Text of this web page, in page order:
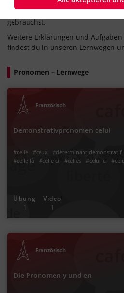
verschiedenen Pronomen im
gebrauchst.
Weitere Erklärungen und
findest du in unseren Lernwegen
Pronomen – Lernwege
Französisch
Demonstrativpronomen celui
#celle #ceux #déterminant démonstratif
#celle-là
#celle-ci #celles #celui-ci
Übung
1
Video
1
Französisch
Die Pronomen y und en